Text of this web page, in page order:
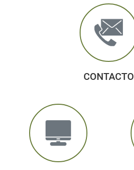
CONTACTO